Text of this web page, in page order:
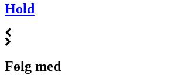
Hold
Følg med